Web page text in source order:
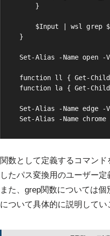
    }
$Input | wsl grep
}
Set-Alias -Name open -
function ll { Get-
function la { Get-
Set-Alias -Name edge
関数として定義するコマン
したパス変換用のユーザー
また、grep関数については
について具体的に説明してい